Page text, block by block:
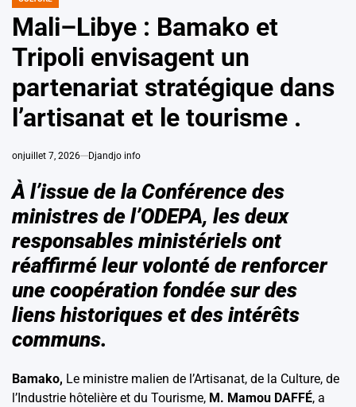
POSTED
Mali–Libye : Bamako et
Tripoli envisagent un
partenariat stratégique dans
l’artisanat et le tourisme .
onjuillet 7, 2026 Djandjo info
À l’issue de la Conférence des
ministres de l’ODEPA, les deux
responsables ministériels ont
réaffirmé leur volonté de renforcer
une coopération fondée sur des
liens historiques et des intérêts
communs.
Bamako, Le ministre malien de l’Artisanat, de la Culture, de
l’Industrie hôtelière et du Tourisme, M. Mamou DAFFÉ, a